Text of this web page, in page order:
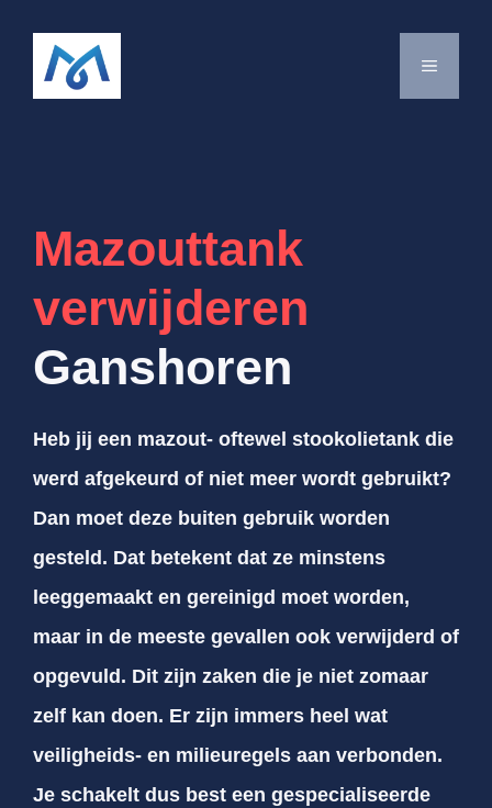
MENU
Mazouttank
verwijderen
Ganshoren
Heb jij een mazout- oftewel stookolietank die
werd afgekeurd of niet meer wordt gebruikt?
Dan moet deze buiten gebruik worden
gesteld. Dat betekent dat ze minstens
leeggemaakt en gereinigd moet worden,
maar in de meeste gevallen ook verwijderd of
opgevuld. Dit zijn zaken die je niet zomaar
zelf kan doen. Er zijn immers heel wat
veiligheids- en milieuregels aan verbonden.
Je schakelt dus best een gespecialiseerde